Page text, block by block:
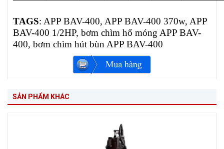
TAGS: APP BAV-400, APP BAV-400 370w, APP
BAV-400 1/2HP, bơm chìm hố móng APP BAV-
400, bơm chìm hút bùn APP BAV-400
SẢN PHẨM KHÁC